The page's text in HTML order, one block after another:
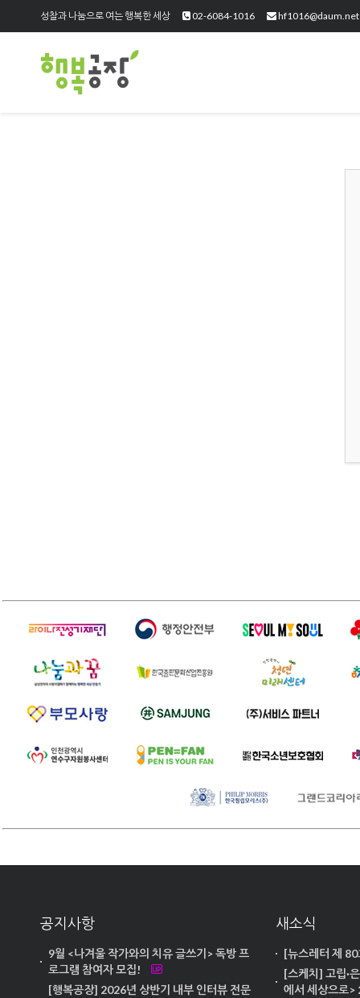
성찰과 나눔으로 여는 행복한 세상 02-6084-1016 hf1016@daum.net
공지사항
9월 <나겨울 작가와의 치유 글쓰기> 독방 프
로그램 참여자 모집!
[행복공장] 2026년 상반기 내부 인터뷰 전문
새소식
[뉴스레터 제
[스케치] 고립·
에서 세상으로